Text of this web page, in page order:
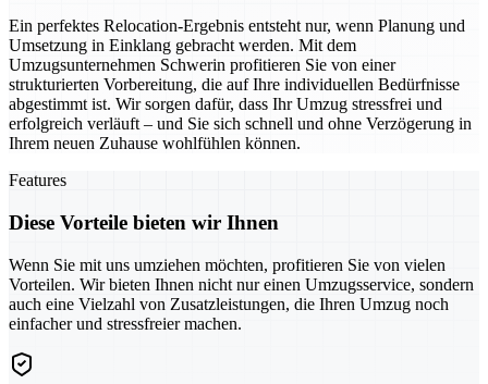
Ein perfektes Relocation-Ergebnis entsteht nur, wenn Planung und
Umsetzung in Einklang gebracht werden. Mit dem
Umzugsunternehmen Schwerin profitieren Sie von einer
strukturierten Vorbereitung, die auf Ihre individuellen Bedürfnisse
abgestimmt ist. Wir sorgen dafür, dass Ihr Umzug stressfrei und
erfolgreich verläuft – und Sie sich schnell und ohne Verzögerung in
Ihrem neuen Zuhause wohlfühlen können.
Features
Diese Vorteile bieten wir Ihnen
Wenn Sie mit uns umziehen möchten, profitieren Sie von vielen
Vorteilen. Wir bieten Ihnen nicht nur einen Umzugsservice, sondern
auch eine Vielzahl von Zusatzleistungen, die Ihren Umzug noch
einfacher und stressfreier machen.